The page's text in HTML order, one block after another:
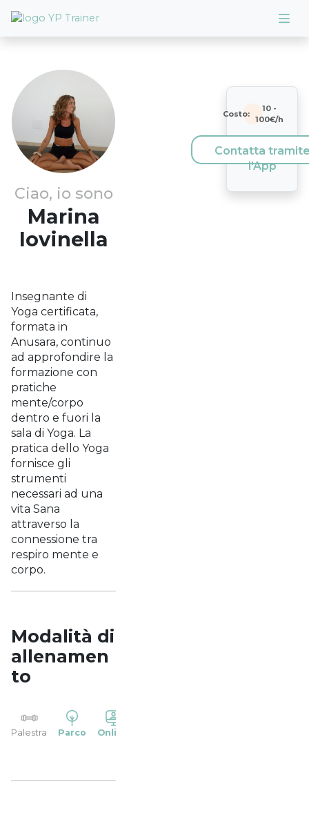
Ciao, io sono
Marina
Iovinella
Insegnante di
Yoga certificata,
formata in
Anusara, continuo
ad approfondire la
formazione con
pratiche
mente/corpo
dentro e fuori la
sala di Yoga. La
pratica dello Yoga
fornisce gli
strumenti
necessari ad una
vita Sana
attraverso la
connessione tra
respiro mente e
corpo.
Modalità di
allenamen
to
Palestra Parco Online
Costo:
10-
100€/h
Contatta
l'App